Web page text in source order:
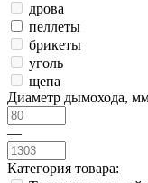
дрова
пеллеты
брикеты
уголь
щепа
Диаметр дымохода,
—
Категория товара: